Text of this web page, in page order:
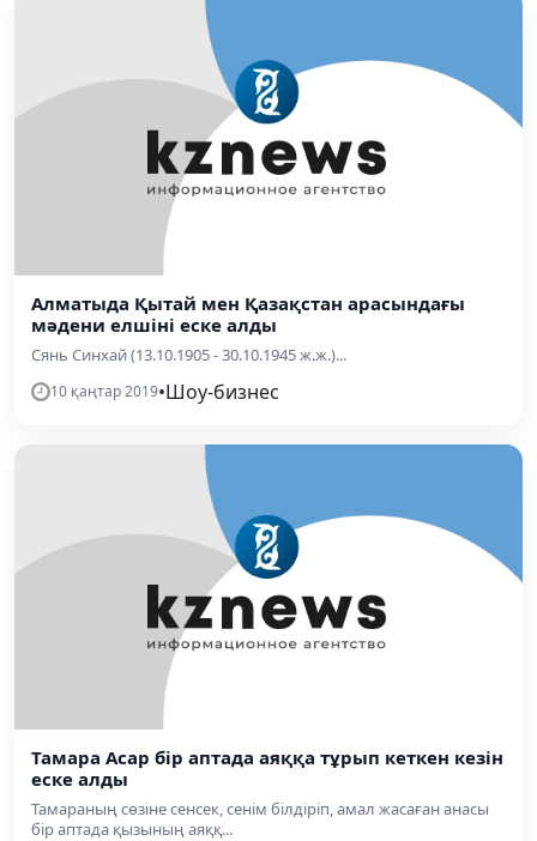
Алматыда Қытай мен Қазақстан арасындағы
мәдени елшіні еске алды
Сянь Синхай (13.10.1905 - 30.10.1945 ж.ж.)...
10 қаңтар 2019•Шоу-бизнес
Тамара Асар бір аптада аяққа тұрып кеткен кезін
еске алды
Тамараның сөзіне сенсек, сенім білдіріп, амал жасаған анасы
бір аптада қызының аяққ...